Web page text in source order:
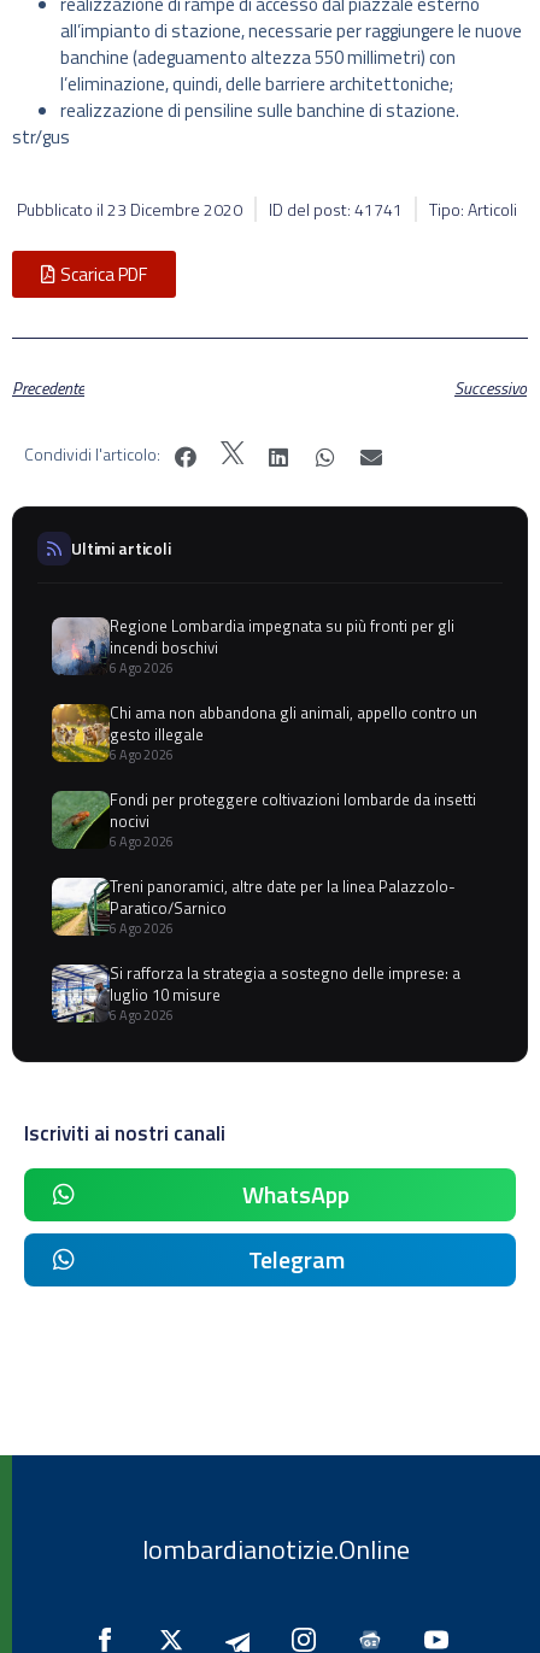
all’impianto di stazione, necessarie per raggiungere le nuove
banchine (adeguamento altezza 550 millimetri) con
l’eliminazione, quindi, delle barriere architettoniche;
realizzazione di pensiline sulle banchine di stazione.
str/gus
Pubblicato il23 Dicembre 2020 ID del post: 41741 Tipo: Articoli
Scarica PDF
Precedente Successivo
Condividi l'articolo:
Ultimi articoli
Regione Lombardia impegnata su più fronti per gli
incendi boschivi
6 Ago 2026
Chi ama non abbandona gli animali, appello contro un
gesto illegale
6 Ago 2026
Fondi per proteggere coltivazioni lombarde da insetti
nocivi
6 Ago 2026
Treni panoramici, altre date per la linea Palazzolo-
Paratico/Sarnico
6 Ago 2026
Si rafforza la strategia a sostegno delle imprese: a
luglio 10 misure
6 Ago 2026
Iscriviti ai nostri canali
WhatsApp
Telegram
lombardianotizie.Online